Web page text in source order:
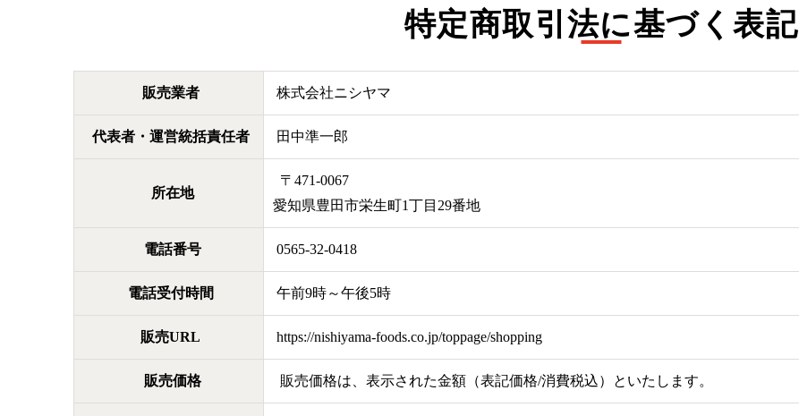
特定商取引法に基づく表記
販売業者 株式会社ニシヤマ
代表者・運営統括責任者 田中準一郎
所在地
〒471-0067
愛知県豊田市栄生町1丁目29番地
電話番号 0565-32-0418
電話受付時間 午前9時～午後5時
販売URL https://nishiyama-foods.co.jp/toppage/shopping
販売価格 販売価格は、表示された金額（表記価格/消費税込）といたします。